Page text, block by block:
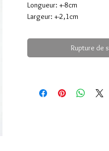
Longueur: +-8cm
Largeur: +-2,1cm
Matières utilisées:
bronze sans nickelRupture de